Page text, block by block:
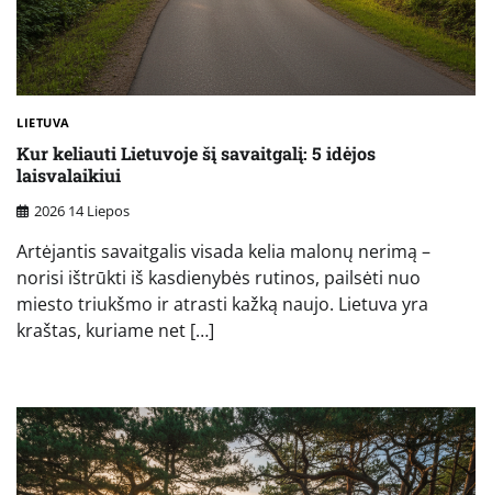
LIETUVA
Kur keliauti Lietuvoje šį savaitgalį: 5 idėjos
laisvalaikiui
2026 14 Liepos
Artėjantis savaitgalis visada kelia malonų nerimą –
norisi ištrūkti iš kasdienybės rutinos, pailsėti nuo
miesto triukšmo ir atrasti kažką naujo. Lietuva yra
kraštas, kuriame net […]